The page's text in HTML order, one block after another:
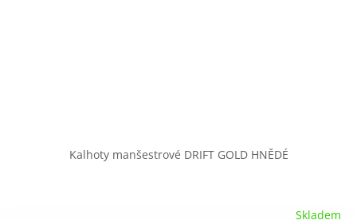
Kalhoty manšestrové DRIFT GOLD HNĚDÉ
Skladem